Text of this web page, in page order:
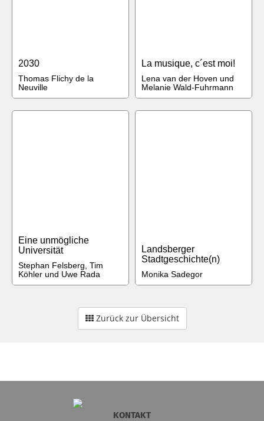
2030
Thomas Flichy de la
Neuville
La musique, c´est moi!
Lena van der Hoven und
Melanie Wald-Fuhrmann
Eine unmögliche
Universität
Stephan Felsberg, Tim
Köhler und Uwe Rada
Landsberger
Stadtgeschichte(n)
Monika Sadegor
Zurück zur Übersicht
KONTAKT